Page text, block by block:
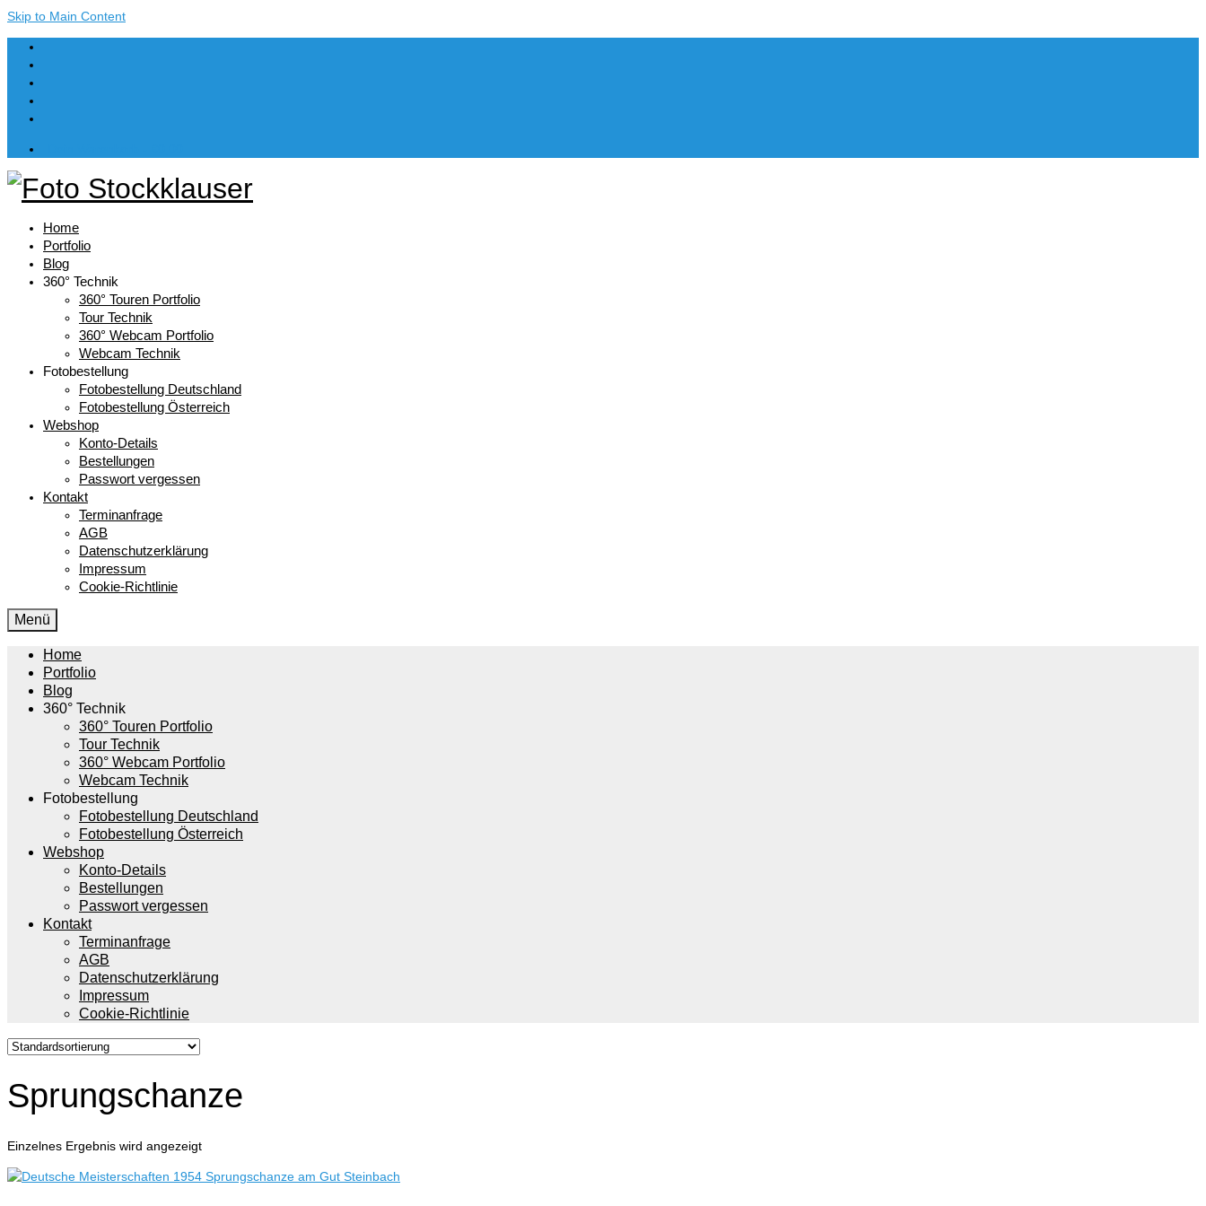
Skip to Main Content
Home
Portfolio
Blog
360° Technik
360° Touren Portfolio
Tour Technik
360° Webcam Portfolio
Webcam Technik
Fotobestellung
Fotobestellung Deutschland
Fotobestellung Österreich
Webshop
Konto-Details
Bestellungen
Passwort vergessen
Kontakt
Terminanfrage
AGB
Datenschutzerklärung
Impressum
Cookie-Richtlinie
Menü
Home
Portfolio
Blog
360° Technik
360° Touren Portfolio
Tour Technik
360° Webcam Portfolio
Webcam Technik
Fotobestellung
Fotobestellung Deutschland
Fotobestellung Österreich
Webshop
Konto-Details
Bestellungen
Passwort vergessen
Kontakt
Terminanfrage
AGB
Datenschutzerklärung
Impressum
Cookie-Richtlinie
Sprungschanze
Einzelnes Ergebnis wird angezeigt